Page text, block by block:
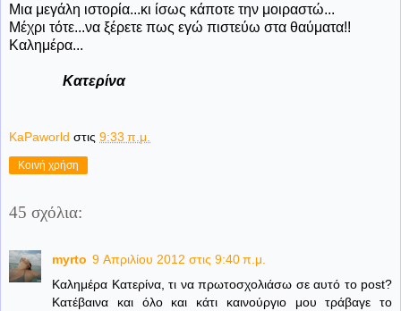
Μια μεγάλη ιστορία...κι ίσως κάποτε την μοιραστώ...
Μέχρι τότε...να ξέρετε πως εγώ πιστεύω στα θαύματα!!
Καλημέρα...
Κατερίνα
KaPaworld στις 9:33 π.μ.
Κοινή χρήση
45 σχόλια:
myrto 9 Απριλίου 2012 στις 9:40 π.μ.
Καλημέρα Κατερίνα, τι να πρωτοσχολιάσω σε αυτό το post?
Κατέβαινα και όλο και κάτι καινούργιο μου τράβαγε το